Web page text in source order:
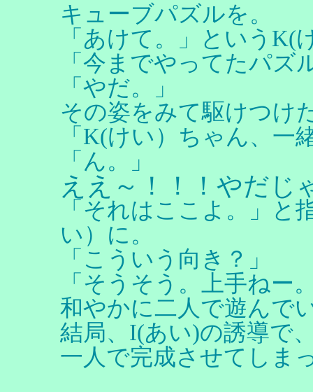
キューブパズルを。
「あけて。」というK(
「今までやってたパズ
「やだ。」
その姿をみて駆けつけ
「K(けい）ちゃん、一
「ん。」
ええ～！！！やだじ
「それはここよ。」と
い）に。
「こういう向き？」
「そうそう。上手ねー
和やかに二人で遊んで
結局、I(あい)の誘導で
一人で完成させてしま